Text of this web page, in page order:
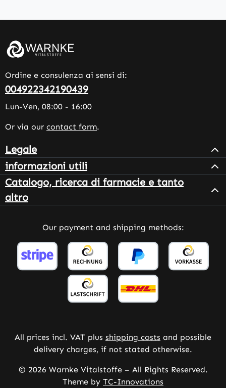
Ordine e consulenza ai sensi di:
004922342190439
Lun-Ven, 08:00 - 16:00
Or via our contact form.
Legale
informazioni utili
Catalogo, ricerca di farmacie e tanto
altro
Our payment and shipping methods:
All prices incl. VAT plus shipping costs and possible
delivery charges, if not stated otherwise.
© 2026 Warnke Vitalstoffe – All Rights Reserved.
Theme by TC-Innovations